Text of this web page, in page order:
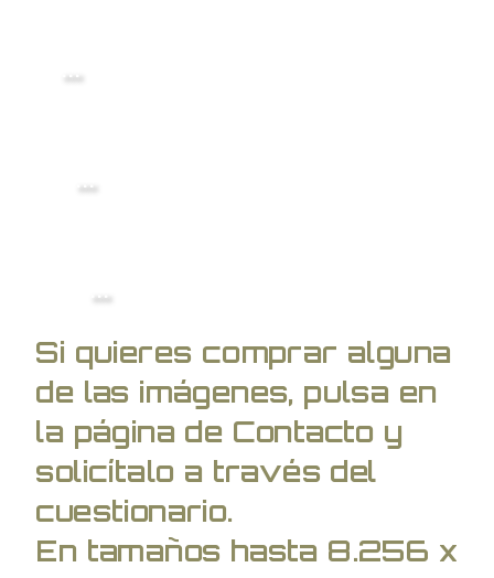
Si quieres comprar alguna
de las imágenes, pulsa en
la página de Contacto y
solicítalo a través del
cuestionario.
En tamaños hasta 8.256 x